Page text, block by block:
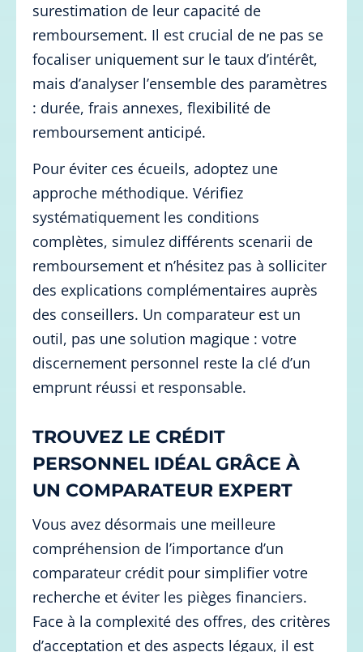
surestimation de leur capacité de
remboursement. Il est crucial de ne pas se
focaliser uniquement sur le taux d’intérêt,
mais d’analyser l’ensemble des paramètres
: durée, frais annexes, flexibilité de
remboursement anticipé.
Pour éviter ces écueils, adoptez une
approche méthodique. Vérifiez
systématiquement les conditions
complètes, simulez différents scenarii de
remboursement et n’hésitez pas à solliciter
des explications complémentaires auprès
des conseillers. Un comparateur est un
outil, pas une solution magique : votre
discernement personnel reste la clé d’un
emprunt réussi et responsable.
TROUVEZ LE CRÉDIT
PERSONNEL IDÉAL GRÂCE À
UN COMPARATEUR EXPERT
Vous avez désormais une meilleure
compréhension de l’importance d’un
comparateur crédit pour simplifier votre
recherche et éviter les pièges financiers.
Face à la complexité des offres, des critères
d’acceptation et des aspects légaux, il est